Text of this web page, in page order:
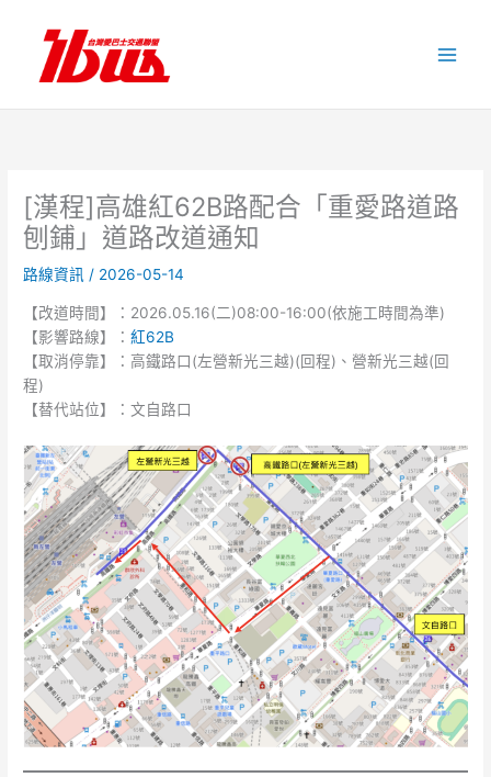
內
[漢程]高雄紅62B路配合「重愛路道路
刨鋪」道路改道通知
路線資訊 / 2026-05-14
【改道時間】：2026.05.16(二)08:00-16:00(依施工時間為準)
【影響路線】：紅62B
【取消停靠】：高鐵路口(左營新光三越)(回程)、營新光三越(回
程)
【替代站位】：文自路口